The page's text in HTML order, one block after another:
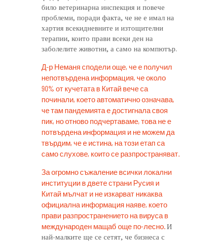
било ветеринарна инспекция и повече
проблеми, поради факта, че не е имал на
хартия всекидневните и изтощителни
терапии, които прави всеки ден на
заболелите животни, а само на компютър.
Д-р Неманя сподели още, че е получил
непотвърдена информация, че около
90% от кучетата в Китай вече са
починали, което автоматично означава,
че там пандемията е достигнала своя
пик, но отново подчертаваме, това не е
потвърдена информация и не можем да
твърдим, че е истина, на този етап са
само слухове, които се разпространяват.
За огромно съжаление всички локални
институции в двете страни Русия и
Китай мълчат и не изкарват никаква
официална информация наяве, което
прави разпространението на вируса в
международен мащаб още по-лесно.И
най-малките ще се сетят, че бизнеса с